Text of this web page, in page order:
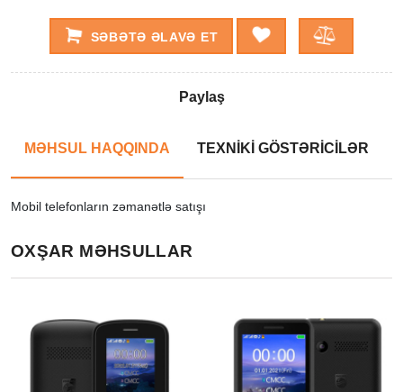
SƏBƏTƏ ƏLAVƏ ET
Paylaş
MƏHSUL HAQQINDA TEXNİKİ GÖSTƏRİCİLƏR
Mobil telefonların zəmanətlə satışı
OXŞAR MƏHSULLAR